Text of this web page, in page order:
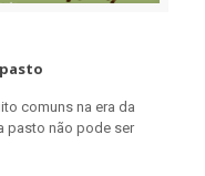
comuns na era da
pasto não pode ser